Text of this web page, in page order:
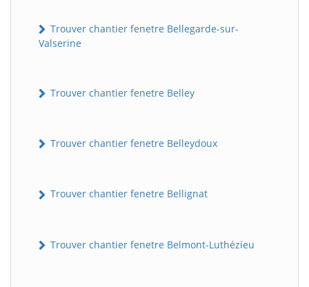
Trouver chantier fenetre Bellegarde-sur-
Valserine
Trouver chantier fenetre Belley
Trouver chantier fenetre Belleydoux
Trouver chantier fenetre Bellignat
Trouver chantier fenetre Belmont-Luthézieu